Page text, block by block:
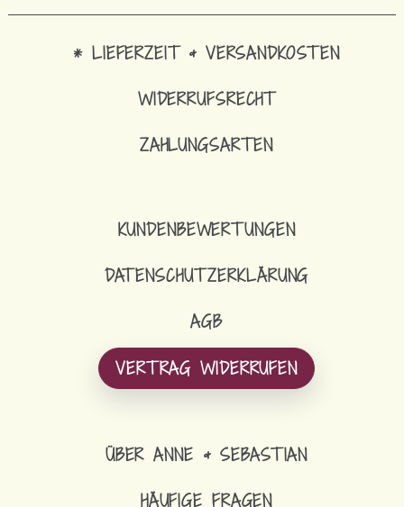
* LIEFERZEIT & VERSANDKOSTEN
WIDERRUFSRECHT
ZAHLUNGSARTEN
KUNDENBEWERTUNGEN
DATENSCHUTZERKLÄRUNG
AGB
VERTRAG WIDERRUFEN
ÜBER ANNE & SEBASTIAN
HÄUFIGE FRAGEN